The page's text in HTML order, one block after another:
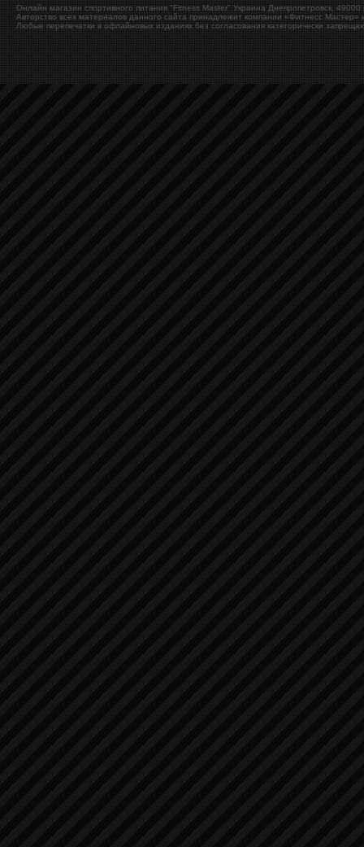
Онлайн магазин спортивного питания "Fitness Master" Украина Днепропетровск 49000
Авторство всех материалов данного сайта принадлежит компании «Фитнесс Мастер»
Любые перепечатки в офлайновых изданиях без согласования категорически